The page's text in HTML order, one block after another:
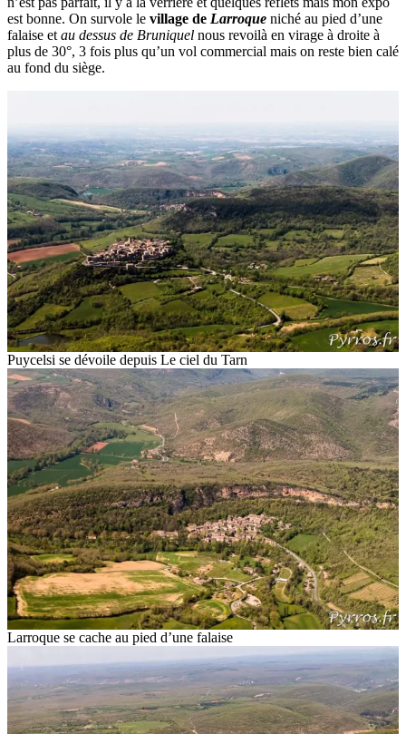
est bonne. On survole le village de Larroque niché au pied d’une
falaise et au dessus de Bruniquel nous revoilà en virage à droite à
plus de 30°, 3 fois plus qu’un vol commercial mais on reste bien calé
au fond du siège.
Puycelsi se dévoile depuis Le ciel du Tarn
Larroque se cache au pied d’une falaise